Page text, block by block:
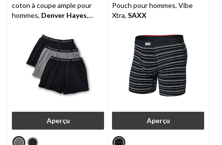
coton à coupe ample pour
hommes, Denver Hayes,
Aperçu
Pouch pour hommes, Vibe
Xtra, SAXX
Aperçu